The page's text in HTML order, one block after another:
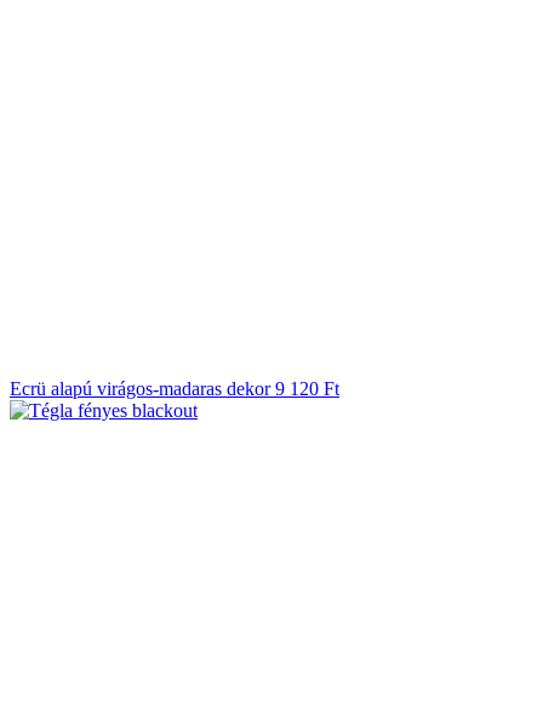
Ecrü alapú virágos-madaras dekor 9 120 Ft